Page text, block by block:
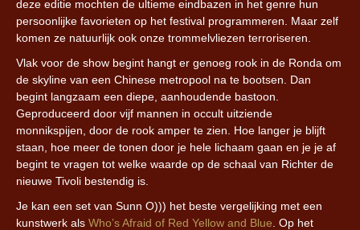
deze editie mochten de ultieme eindbazen in het genre hun
persoonlijke favorieten op het festival programmeren. Maar zelf
komen ze natuurlijk ook onze trommelvliezen terroriseren.
Vlak voor de show begint hangt er genoeg rook in de Ronda om
de skyline van een Chinese metropool na te bootsen. Dan
begint langzaam een diepe, aanhoudende bastoon.
Geproduceerd door vijf mannen in occult uitziende
monnikspijen, door de rook amper te zien. Hoe langer je blijft
staan, hoe meer de tonen door je hele lichaam gaan en je je af
begint te vragen tot welke waarde op de schaal van Richter de
nieuwe Tivoli bestendig is.
Je kan een set van Sunn O))) het beste vergelijking met een
kunstwerk als Who’s Afraid of Red Yellow and Blue . Op het